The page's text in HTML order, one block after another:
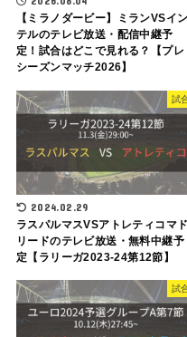
【ミラノダービー】ミランVSイン
テルのテレビ放送・配信中継予
定！試合はどこで見れる？【プレ
シーズンマッチ2026】
試
2024.02.29
ラスパルマスVSアトレティコマド
リードのテレビ放送・無料中継予
定【ラリーガ2023-24第12節】
試